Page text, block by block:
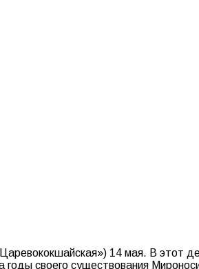
14 мая. В этот
своего существования